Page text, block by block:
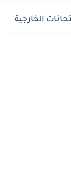
الخارجية